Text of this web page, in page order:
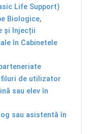
Life Support)
Biologice,
și Injecții
în Cabinetele
de utilizator
sau elev în
sau asistentă în